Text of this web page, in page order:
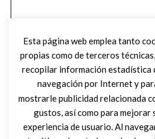
Esta página web emplea tanto
propias como de terceros
recopilar información estadística
navegación por Internet y
mostrarle publicidad relacionada
gustos, así como para mejorar
experiencia de usuario. Al